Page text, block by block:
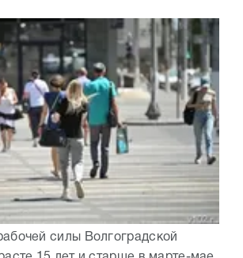
силы Волгоградской